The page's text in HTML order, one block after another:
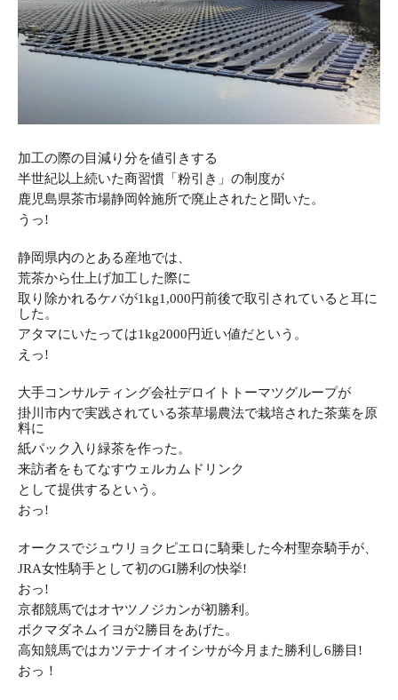
加工の際の目減り分を値引きする
半世紀以上続いた商習慣「粉引き」の制度が
鹿児島県茶市場静岡幹施所で廃止されたと聞いた。
うっ!
静岡県内のとある産地では、
荒茶から仕上げ加工した際に
取り除かれるケバが1kg1,000円前後で取引されていると耳に
した。
アタマにいたっては1kg2000円近い値だという。
えっ!
大手コンサルティング会社デロイトトーマツグループが
掛川市内で実践されている茶草場農法で栽培された茶葉を原
料に
紙パック入り緑茶を作った。
来訪者をもてなすウェルカムドリンク
として提供するという。
おっ!
オークスでジュウリョクピエロに騎乗した今村聖奈騎手が、
JRA女性騎手として初のGI勝利の快挙!
おっ!
京都競馬ではオヤツノジカンが初勝利。
ボクマダネムイヨが2勝目をあげた。
高知競馬ではカツテナイオイシサが今月また勝利し6勝目!
おっ！